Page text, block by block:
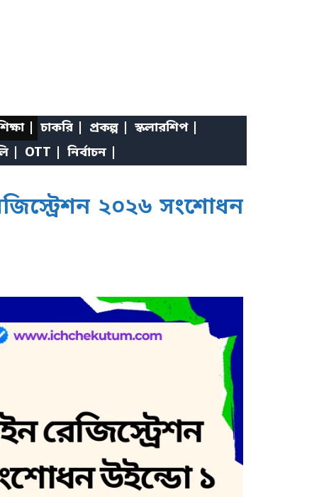
| চাকরি | প্রকল্প |
স্কলারশিপ |
| OTT | নির্বাচন |
২০২৬ সংশোধন